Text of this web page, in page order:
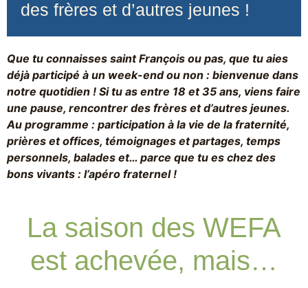
des frères et d’autres jeunes !
Que tu connaisses saint François ou pas, que tu aies
déjà participé à un week-end ou non : bienvenue dans
notre quotidien ! Si tu as entre 18 et 35 ans, viens faire
une pause, rencontrer des frères et d’autres jeunes.
Au programme : participation à la vie de la fraternité,
prières et offices, témoignages et partages, temps
personnels, balades et… parce que tu es chez des
bons vivants : l’apéro fraternel !
La saison des WEFA
est achevée, mais…